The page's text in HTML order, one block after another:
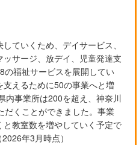
ていくため、デイサービス、
サージ、放デイ、児童発達支
の福祉サービスを展開してい
えるために50の事業へと増
内事業所は200を超え、神奈川
だくことができました。事業
教室数を増やしていく予定で
年3月時点）